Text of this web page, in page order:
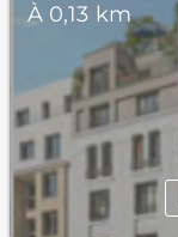
À 0,13 km